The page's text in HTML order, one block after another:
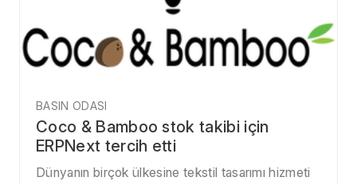
BASIN ODASI
Coco & Bamboo stok takibi için
ERPNext tercih etti
Dünyanın birçok ülkesine tekstil tasarımı hizmeti